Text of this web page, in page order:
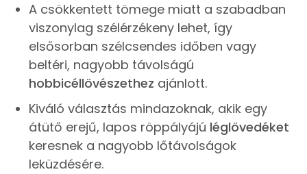
A csökkentett tömege miatt a szabadban
viszonylag szélérzékeny lehet, így
elsősorban szélcsendes időben vagy
beltéri, nagyobb távolságú
hobbicéllövészethez ajánlott.
Kiváló választás mindazoknak, akik egy
átütő erejű, lapos röppályájú léglövedéket
keresnek a nagyobb lőtávolságok
leküzdésére.